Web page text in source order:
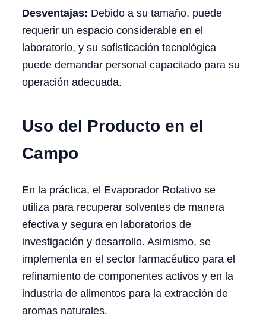
Desventajas: Debido a su tamaño, puede
requerir un espacio considerable en el
laboratorio, y su sofisticación tecnológica
puede demandar personal capacitado para su
operación adecuada.
Uso del Producto en el
Campo
En la práctica, el Evaporador Rotativo se
utiliza para recuperar solventes de manera
efectiva y segura en laboratorios de
investigación y desarrollo. Asimismo, se
implementa en el sector farmacéutico para el
refinamiento de componentes activos y en la
industria de alimentos para la extracción de
aromas naturales.